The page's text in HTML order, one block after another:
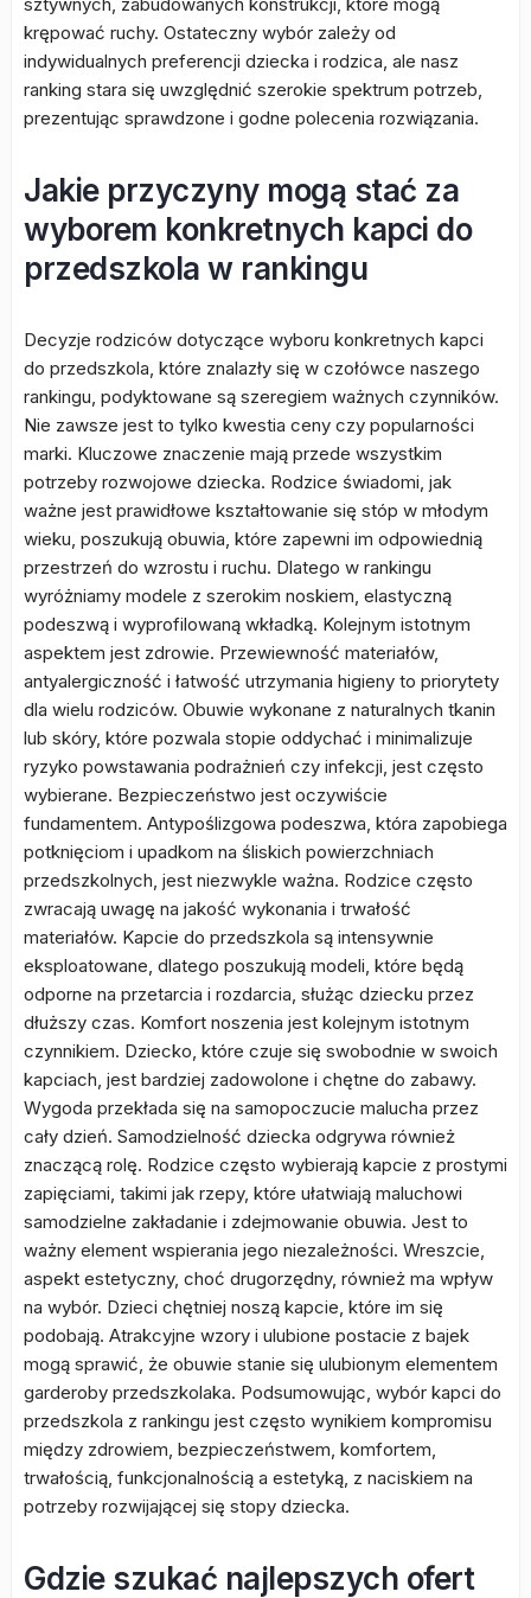
krępować ruchy. Ostateczny wybór zależy od
indywidualnych preferencji dziecka i rodzica, ale nasz
ranking stara się uwzględnić szerokie spektrum potrzeb,
prezentując sprawdzone i godne polecenia rozwiązania.
Jakie przyczyny mogą stać za
wyborem konkretnych kapci do
przedszkola w rankingu
Decyzje rodziców dotyczące wyboru konkretnych kapci
do przedszkola, które znalazły się w czołówce naszego
rankingu, podyktowane są szeregiem ważnych czynników.
Nie zawsze jest to tylko kwestia ceny czy popularności
marki. Kluczowe znaczenie mają przede wszystkim
potrzeby rozwojowe dziecka. Rodzice świadomi, jak
ważne jest prawidłowe kształtowanie się stóp w młodym
wieku, poszukują obuwia, które zapewni im odpowiednią
przestrzeń do wzrostu i ruchu. Dlatego w rankingu
wyróżniamy modele z szerokim noskiem, elastyczną
podeszwą i wyprofilowaną wkładką. Kolejnym istotnym
aspektem jest zdrowie. Przewiewność materiałów,
antyalergiczność i łatwość utrzymania higieny to priorytety
dla wielu rodziców. Obuwie wykonane z naturalnych tkanin
lub skóry, które pozwala stopie oddychać i minimalizuje
ryzyko powstawania podrażnień czy infekcji, jest często
wybierane. Bezpieczeństwo jest oczywiście
fundamentem. Antypoślizgowa podeszwa, która zapobiega
potknięciom i upadkom na śliskich powierzchniach
przedszkolnych, jest niezwykle ważna. Rodzice często
zwracają uwagę na jakość wykonania i trwałość
materiałów. Kapcie do przedszkola są intensywnie
eksploatowane, dlatego poszukują modeli, które będą
odporne na przetarcia i rozdarcia, służąc dziecku przez
dłuższy czas. Komfort noszenia jest kolejnym istotnym
czynnikiem. Dziecko, które czuje się swobodnie w swoich
kapciach, jest bardziej zadowolone i chętne do zabawy.
Wygoda przekłada się na samopoczucie malucha przez
cały dzień. Samodzielność dziecka odgrywa również
znaczącą rolę. Rodzice często wybierają kapcie z prostymi
zapięciami, takimi jak rzepy, które ułatwiają maluchowi
samodzielne zakładanie i zdejmowanie obuwia. Jest to
ważny element wspierania jego niezależności. Wreszcie,
aspekt estetyczny, choć drugorzędny, również ma wpływ
na wybór. Dzieci chętniej noszą kapcie, które im się
podobają. Atrakcyjne wzory i ulubione postacie z bajek
mogą sprawić, że obuwie stanie się ulubionym elementem
garderoby przedszkolaka. Podsumowując, wybór kapci do
przedszkola z rankingu jest często wynikiem kompromisu
między zdrowiem, bezpieczeństwem, komfortem,
trwałością, funkcjonalnością a estetyką, z naciskiem na
potrzeby rozwijającej się stopy dziecka.
Gdzie szukać najlepszych ofert